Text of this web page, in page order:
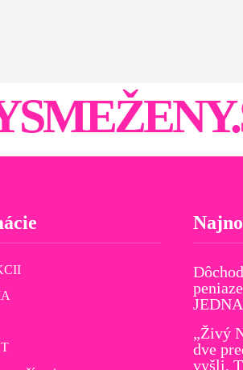
„Živý
dve
vyšli.